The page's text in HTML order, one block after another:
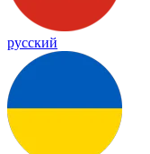
русский